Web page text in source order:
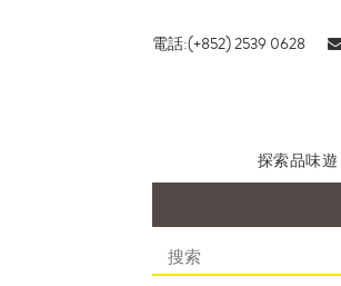
電話:(+852) 2539 0628
探索品味遊